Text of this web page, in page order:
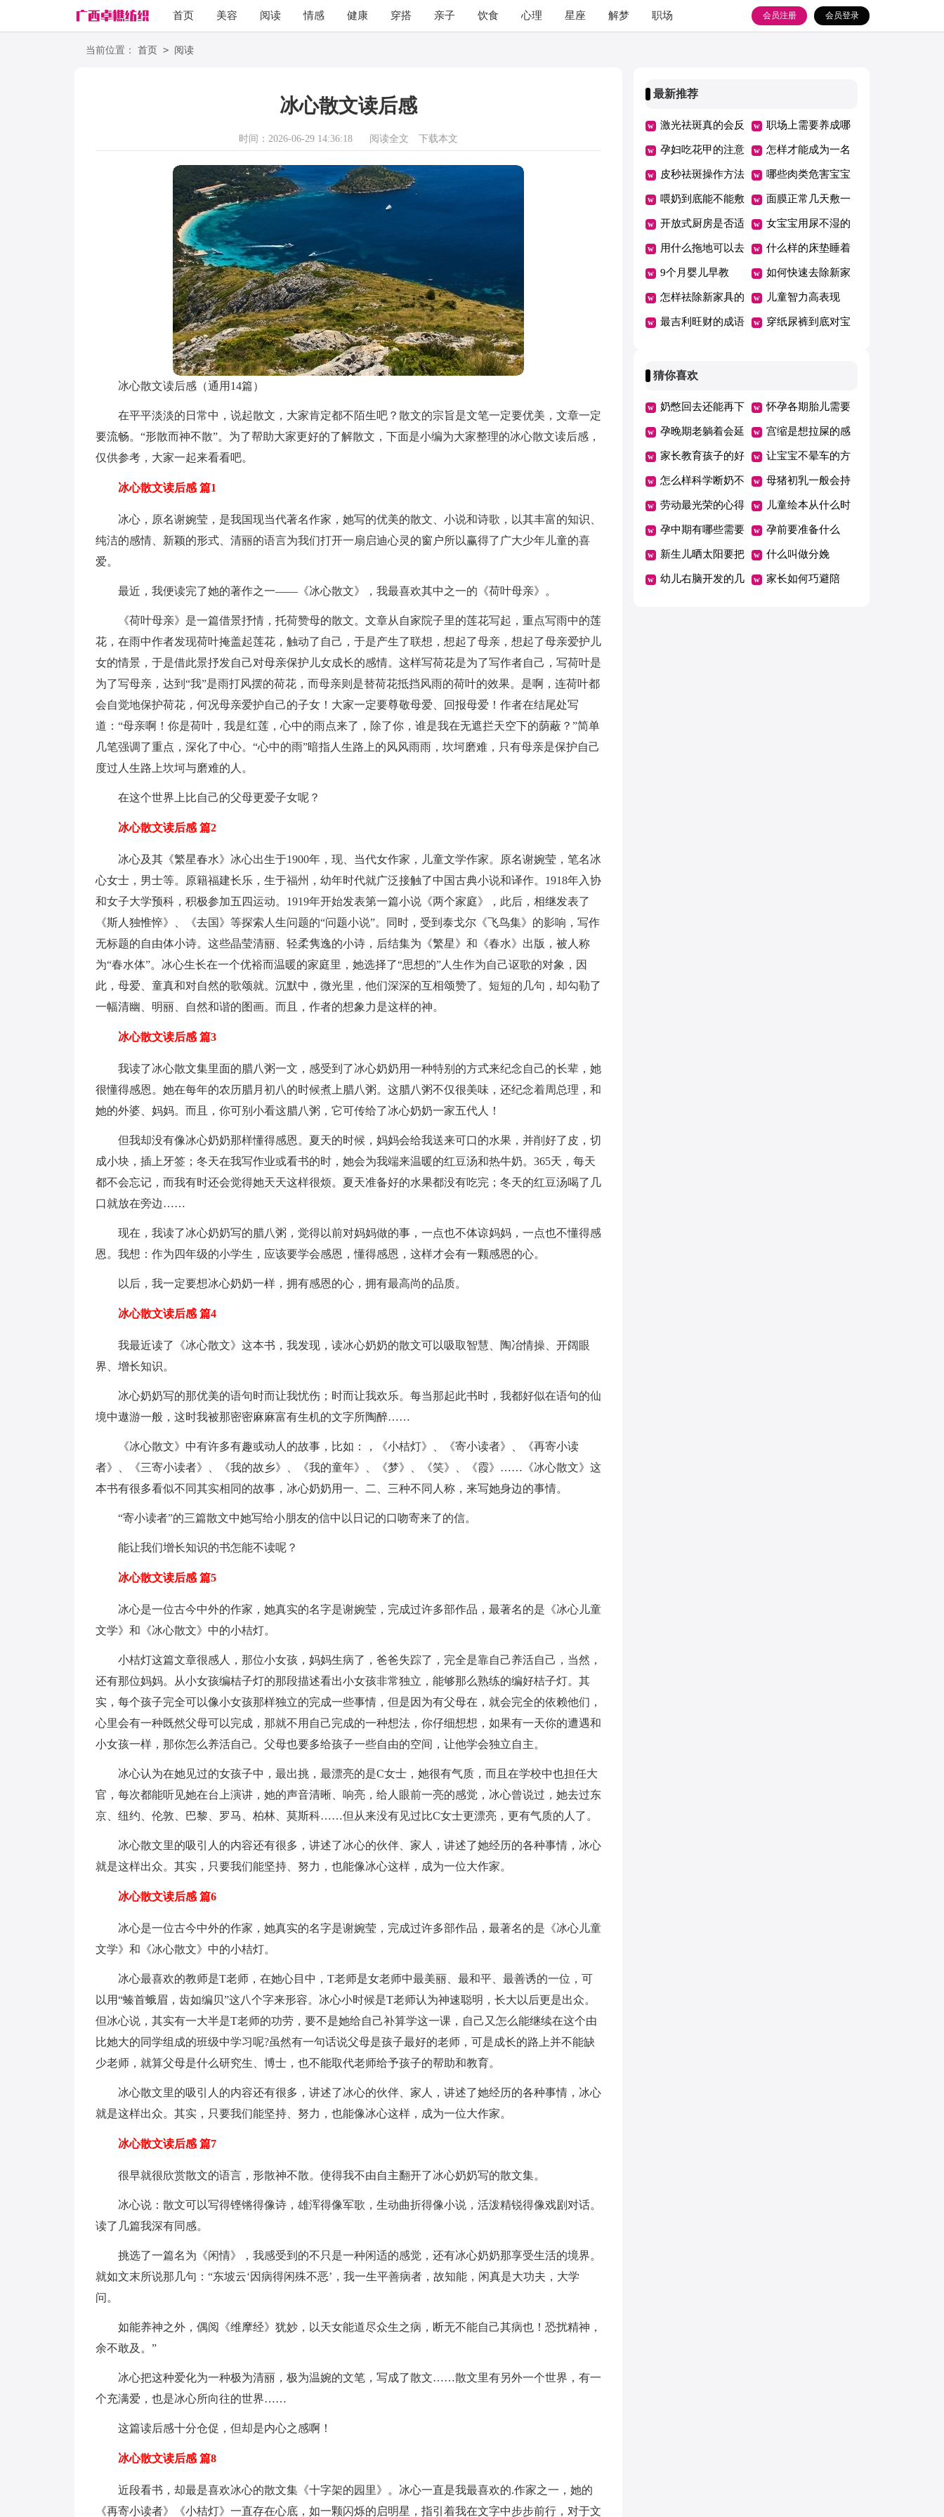
首页 美容 阅读 情感 健康 穿搭 亲子 饮食 心理 星座 解梦 职场
励志
会员登录
会员注册
当前位置： 首页 > 阅读
冰心散文读后感
时间：2026-06-29 14:36:18 阅读全文 下载本文
冰心散文读后感（通用14篇）
在平平淡淡的日常中，说起散文，大家肯定都不陌生吧？散文的宗旨是文笔一定要优美，文章一定
要流畅。“形散而神不散”。为了帮助大家更好的了解散文，下面是小编为大家整理的冰心散文读后感，
仅供参考，大家一起来看看吧。
冰心散文读后感 篇1
冰心，原名谢婉莹，是我国现当代著名作家，她写的优美的散文、小说和诗歌，以其丰富的知识、
纯洁的感情、新颖的形式、清丽的语言为我们打开一扇启迪心灵的窗户所以赢得了广大少年儿童的喜
爱。
最近，我便读完了她的著作之一——《冰心散文》，我最喜欢其中之一的《荷叶母亲》。
《荷叶母亲》是一篇借景抒情，托荷赞母的散文。文章从自家院子里的莲花写起，重点写雨中的莲
花，在雨中作者发现荷叶掩盖起莲花，触动了自己，于是产生了联想，想起了母亲，想起了母亲爱护儿
女的情景，于是借此景抒发自己对母亲保护儿女成长的感情。这样写荷花是为了写作者自己，写荷叶是
为了写母亲，达到“我”是雨打风摆的荷花，而母亲则是替荷花抵挡风雨的荷叶的效果。是啊，连荷叶都
会自觉地保护荷花，何况母亲爱护自己的子女！大家一定要尊敬母爱、回报母爱！作者在结尾处写
道：“母亲啊！你是荷叶，我是红莲，心中的雨点来了，除了你，谁是我在无遮拦天空下的荫蔽？”简单
几笔强调了重点，深化了中心。“心中的雨”暗指人生路上的风风雨雨，坎坷磨难，只有母亲是保护自己
度过人生路上坎坷与磨难的人。
在这个世界上比自己的父母更爱子女呢？
冰心散文读后感 篇2
冰心及其《繁星春水》冰心出生于1900年，现、当代女作家，儿童文学作家。原名谢婉莹，笔名冰
心女士，男士等。原籍福建长乐，生于福州，幼年时代就广泛接触了中国古典小说和译作。1918年入协
和女子大学预科，积极参加五四运动。1919年开始发表第一篇小说《两个家庭》，此后，相继发表了
《斯人独惟悴》、《去国》等探索人生问题的“问题小说”。同时，受到泰戈尔《飞鸟集》的影响，写作
无标题的自由体小诗。这些晶莹清丽、轻柔隽逸的小诗，后结集为《繁星》和《春水》出版，被人称
为“春水体”。冰心生长在一个优裕而温暖的家庭里，她选择了“思想的”人生作为自己讴歌的对象，因
此，母爱、童真和对自然的歌颂就。沉默中，微光里，他们深深的互相颂赞了。短短的几句，却勾勒了
一幅清幽、明丽、自然和谐的图画。而且，作者的想象力是这样的神。
冰心散文读后感 篇3
我读了冰心散文集里面的腊八粥一文，感受到了冰心奶奶用一种特别的方式来纪念自己的长辈，她
很懂得感恩。她在每年的农历腊月初八的时候煮上腊八粥。这腊八粥不仅很美味，还纪念着周总理，和
她的外婆、妈妈。而且，你可别小看这腊八粥，它可传给了冰心奶奶一家五代人！
但我却没有像冰心奶奶那样懂得感恩。夏天的时候，妈妈会给我送来可口的水果，并削好了皮，切
成小块，插上牙签；冬天在我写作业或看书的时，她会为我端来温暖的红豆汤和热牛奶。365天，每天
都不会忘记，而我有时还会觉得她天天这样很烦。夏天准备好的水果都没有吃完；冬天的红豆汤喝了几
口就放在旁边……
现在，我读了冰心奶奶写的腊八粥，觉得以前对妈妈做的事，一点也不体谅妈妈，一点也不懂得感
恩。我想：作为四年级的小学生，应该要学会感恩，懂得感恩，这样才会有一颗感恩的心。
以后，我一定要想冰心奶奶一样，拥有感恩的心，拥有最高尚的品质。
冰心散文读后感 篇4
我最近读了《冰心散文》这本书，我发现，读冰心奶奶的散文可以吸取智慧、陶冶情操、开阔眼
界、增长知识。
冰心奶奶写的那优美的语句时而让我忧伤；时而让我欢乐。每当那起此书时，我都好似在语句的仙
境中遨游一般，这时我被那密密麻麻富有生机的文字所陶醉……
《冰心散文》中有许多有趣或动人的故事，比如：，《小桔灯》、《寄小读者》、《再寄小读
者》、《三寄小读者》、《我的故乡》、《我的童年》、《梦》、《笑》、《霞》……《冰心散文》这
本书有很多看似不同其实相同的故事，冰心奶奶用一、二、三种不同人称，来写她身边的事情。
“寄小读者”的三篇散文中她写给小朋友的信中以日记的口吻寄来了的信。
能让我们增长知识的书怎能不读呢？
冰心散文读后感 篇5
冰心是一位古今中外的作家，她真实的名字是谢婉莹，完成过许多部作品，最著名的是《冰心儿童
文学》和《冰心散文》中的小桔灯。
小桔灯这篇文章很感人，那位小女孩，妈妈生病了，爸爸失踪了，完全是靠自己养活自己，当然，
还有那位妈妈。从小女孩编桔子灯的那段描述看出小女孩非常独立，能够那么熟练的编好桔子灯。其
实，每个孩子完全可以像小女孩那样独立的完成一些事情，但是因为有父母在，就会完全的依赖他们，
心里会有一种既然父母可以完成，那就不用自己完成的一种想法，你仔细想想，如果有一天你的遭遇和
小女孩一样，那你怎么养活自己。父母也要多给孩子一些自由的空间，让他学会独立自主。
冰心认为在她见过的女孩子中，最出挑，最漂亮的是C女士，她很有气质，而且在学校中也担任大
官，每次都能听见她在台上演讲，她的声音清晰、响亮，给人眼前一亮的感觉，冰心曾说过，她去过东
京、纽约、伦敦、巴黎、罗马、柏林、莫斯科……但从来没有见过比C女士更漂亮，更有气质的人了。
冰心散文里的吸引人的内容还有很多，讲述了冰心的伙伴、家人，讲述了她经历的各种事情，冰心
就是这样出众。其实，只要我们能坚持、努力，也能像冰心这样，成为一位大作家。
冰心散文读后感 篇6
冰心是一位古今中外的作家，她真实的名字是谢婉莹，完成过许多部作品，最著名的是《冰心儿童
文学》和《冰心散文》中的小桔灯。
冰心最喜欢的教师是T老师，在她心目中，T老师是女老师中最美丽、最和平、最善诱的一位，可
以用“螓首蛾眉，齿如编贝”这八个字来形容。冰心小时候是T老师认为神速聪明，长大以后更是出众。
但冰心说，其实有一大半是T老师的功劳，要不是她给自己补算学这一课，自己又怎么能继续在这个由
比她大的同学组成的班级中学习呢?虽然有一句话说父母是孩子最好的老师，可是成长的路上并不能缺
少老师，就算父母是什么研究生、博士，也不能取代老师给予孩子的帮助和教育。
冰心散文里的吸引人的内容还有很多，讲述了冰心的伙伴、家人，讲述了她经历的各种事情，冰心
就是这样出众。其实，只要我们能坚持、努力，也能像冰心这样，成为一位大作家。
冰心散文读后感 篇7
很早就很欣赏散文的语言，形散神不散。使得我不由自主翻开了冰心奶奶写的散文集。
冰心说：散文可以写得铿锵得像诗，雄浑得像军歌，生动曲折得像小说，活泼精锐得像戏剧对话。
读了几篇我深有同感。
挑选了一篇名为《闲情》，我感受到的不只是一种闲适的感觉，还有冰心奶奶那享受生活的境界。
就如文末所说那几句：“东坡云‘因病得闲殊不恶’，我一生平善病者，故知能，闲真是大功夫，大学
问。
如能养神之外，偶阅《维摩经》犹妙，以天女能道尽众生之病，断无不能自己其病也！恐扰精神，
余不敢及。”
冰心把这种爱化为一种极为清丽，极为温婉的文笔，写成了散文……散文里有另外一个世界，有一
个充满爱，也是冰心所向往的世界……
这篇读后感十分仓促，但却是内心之感啊！
冰心散文读后感 篇8
近段看书，却最是喜欢冰心的散文集《十字架的园里》。冰心一直是我最喜欢的.作家之一，她的
《再寄小读者》《小桔灯》一直存在心底，如一颗闪烁的启明星，指引着我在文字中步步前行，对于文
最新推荐
激光祛斑真的会反
弹吗
职场上需要养成哪
些良好习惯
孕妇吃花甲的注意
事项
怎样才能成为一名
优秀员工
皮秒祛斑操作方法 哪些肉类危害宝宝
健康
喂奶到底能不能敷
面膜
面膜正常几天敷一
次
开放式厨房是否适
合你家
女宝宝用尿不湿的
危害
用什么拖地可以去
油污
什么样的床垫睡着
舒服健康
9个月婴儿早教 如何快速去除新家
具甲醛
怎样祛除新家具的
甲醛
儿童智力高表现
最吉利旺财的成语 穿纸尿裤到底对宝
猜你喜欢
奶憋回去还能再下
来吗
怀孕各期胎儿需要
的营养
孕晚期老躺着会延
期吗
宫缩是想拉屎的感
觉吗
家长教育孩子的好
方法总结一年级
让宝宝不晕车的方
法
怎么样科学断奶不
坑娃
母猪初乳一般会持
续几天
劳动最光荣的心得
体会范文（精选5
篇）
儿童绘本从什么时
候开始看有哪些好
处
孕中期有哪些需要
注意的事项
孕前要准备什么
新生儿晒太阳要把
衣服脱了吗
什么叫做分娩
幼儿右脑开发的几 家长如何巧避陪